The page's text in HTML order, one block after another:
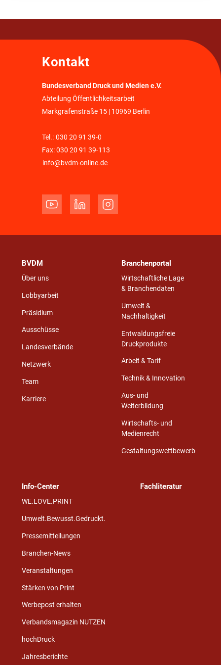
Kontakt
Bundesverband Druck und Medien e.V.
Abteilung Öffentlichkeitsarbeit
Markgrafenstraße 15 | 10969 Berlin
Tel.: 030 20 91 39-0
Fax: 030 20 91 39-113
info@bvdm-online.de
BVDM
Über uns
Lobbyarbeit
Präsidium
Ausschüsse
Landesverbände
Netzwerk
Team
Karriere
Branchenportal
Wirtschaftliche Lage
& Branchendaten
Umwelt &
Nachhaltigkeit
Entwaldungsfreie
Druckprodukte
Arbeit & Tarif
Technik & Innovation
Aus- und
Weiterbildung
Wirtschafts- und
Medienrecht
Gestaltungswettbewerb
Info-Center
WE.LOVE.PRINT
Umwelt.Bewusst.Gedruckt.
Pressemitteilungen
Branchen-News
Veranstaltungen
Stärken von Print
Werbepost erhalten
Verbandsmagazin NUTZEN
hochDruck
Jahresberichte
Fachliteratur